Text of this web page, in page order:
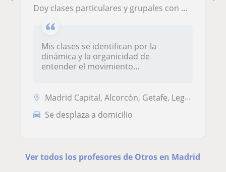
Doy clases particulares y grupales con una metodología de enseñanza única
Mis clases se identifican por la
dinámica y la organicidad de
entender el movimiento...
Madrid Capital, Alcorcón, Getafe, Leganés
Se desplaza a domicilio
Ver todos los profesores de Otros en Madrid